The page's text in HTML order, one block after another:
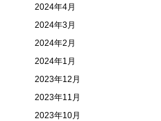
2024年4月
2024年3月
2024年2月
2024年1月
2023年12月
2023年11月
2023年10月